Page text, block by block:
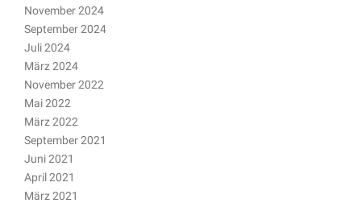
November 2024
September 2024
Juli 2024
März 2024
November 2022
Mai 2022
März 2022
September 2021
Juni 2021
April 2021
März 2021